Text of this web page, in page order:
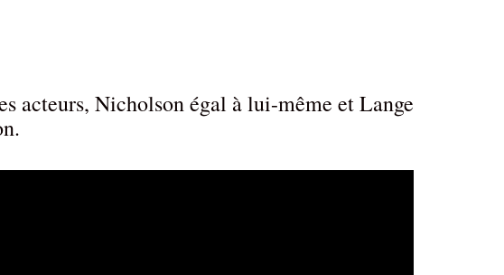
acteurs, Nicholson égal à lui-même et Lange